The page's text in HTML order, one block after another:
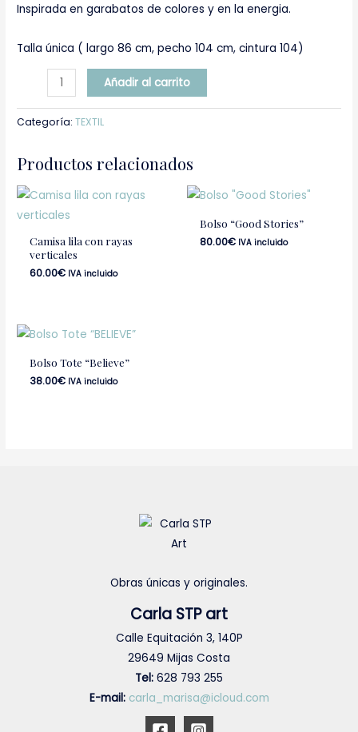
Inspirada en garabatos de colores y en la energia.
Talla única ( largo 86 cm, pecho 104 cm, cintura 104)
Añadir al carrito
Categoría:TEXTIL
Productos relacionados
Camisa lila con rayas
verticales
60.00€ IVA incluido
Bolso “Good Stories”
80.00€ IVA incluido
Bolso Tote “Believe”
38.00€ IVA incluido
Obras únicas y originales.
Carla STP art
Calle Equitación 3, 140P
29649 Mijas Costa
Tel: 628 793 255
E-mail: carla_marisa@icloud.com